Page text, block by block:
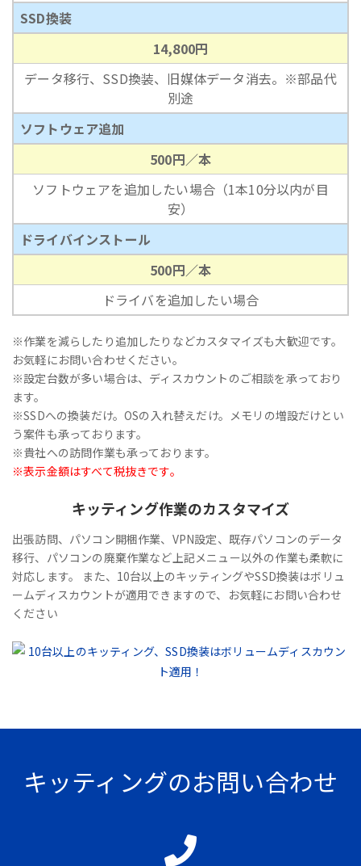
SSD換装
14,800円
データ移行、SSD換装、旧媒体データ消去。※部品代
別途
ソフトウェア追加
500円／本
ソフトウェアを追加したい場合（1本10分以内が目
安）
ドライバインストール
500円／本
ドライバを追加したい場合
※作業を減らしたり追加したりなどカスタマイズも大歓迎です。
お気軽にお問い合わせください。
※設定台数が多い場合は、ディスカウントのご相談を承っており
ます。
※SSDへの換装だけ。OSの入れ替えだけ。メモリの増設だけとい
う案件も承っております。
※貴社への訪問作業も承っております。
※表示金額はすべて税抜きです。
キッティング作業のカスタマイズ
出張訪問、パソコン開梱作業、VPN設定、既存パソコンのデータ
移行、パソコンの廃棄作業など上記メニュー以外の作業も柔軟に
対応します。 また、10台以上のキッティングやSSD換装はボリュ
ームディスカウントが適用できますので、お気軽にお問い合わせ
ください
キッティングのお問い合わせ